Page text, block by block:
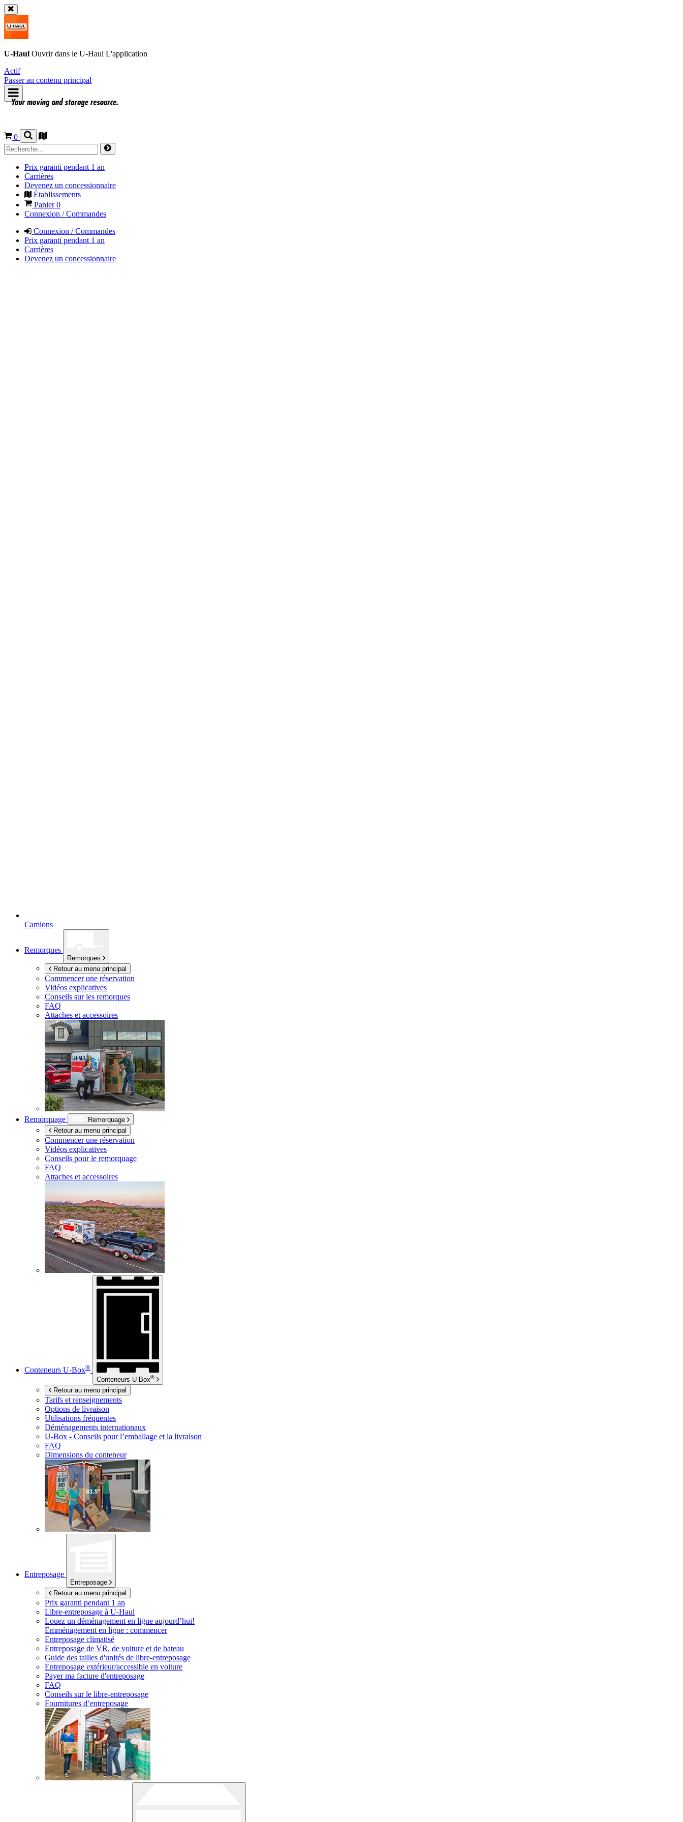
U-Haul Ouvrir dans le U-Haul L'application
Actif
Passer au contenu principal
0
Prix garanti pendant 1 an
Carrières
Devenez un concessionnaire
Établissements
Panier0
Connexion / Commandes
Connexion / Commandes
Prix garanti pendant 1 an
Carrières
Devenez un concessionnaire
Camions
Remorques
Remorques
Retour au menu principal
Commencer une réservation
Vidéos explicatives
Conseils sur les remorques
FAQ
Attaches et accessoires
Remorquage
Remorquage
Retour au menu principal
Commencer une réservation
Vidéos explicatives
Conseils pour le remorquage
FAQ
Attaches et accessoires
Conteneurs U-Box®
Conteneurs U-Box®
Retour au menu principal
Tarifs et renseignements
Options de livraison
Utilisations fréquentes
Déménagements internationaux
U-Box - Conseils pour l’emballage et la livraison
FAQ
Dimensions du conteneur
Entreposage
Entreposage
Retour au menu principal
Prix garanti pendant 1 an
Libre-entreposage à U-Haul
Louez un déménagement en ligne aujourd’hui!
Emménagement en ligne : commencer
Entreposage climatisé
Entreposage de VR, de voiture et de bateau
Guide des tailles d'unités de libre-entreposage
Entreposage extérieur/accessible en voiture
Payer ma facture d'entreposage
FAQ
Conseils sur le libre-entreposage
Fournitures d’entreposage